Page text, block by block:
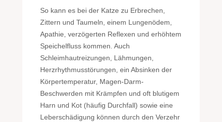
So kann es bei der Katze zu Erbrechen,
Zittern und Taumeln, einem Lungenödem,
Apathie, verzögerten Reflexen und erhöhtem
Speichelfluss kommen. Auch
Schleimhautreizungen, Lähmungen,
Herzrhythmusstörungen, ein Absinken der
Körpertemperatur, Magen-Darm-
Beschwerden mit Krämpfen und oft blutigem
Harn und Kot (häufig Durchfall) sowie eine
Leberschädigung können durch den Verzehr